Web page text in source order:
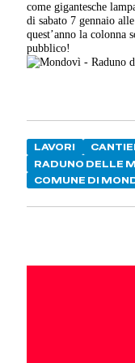
come gigantesche
di sabato 7 gennaio
quest’anno la colonna
pubblico!
LAVORI
RADUNO DELLE
COMUNE DI